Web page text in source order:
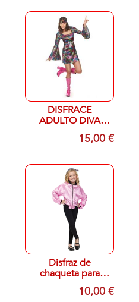
DISFRACE
ADULTO DIVA
DISCO15,00 €
Disfraz de
chaqueta para
mujer Fun World
AÑOS 50 TALLA 8-
10,00 €